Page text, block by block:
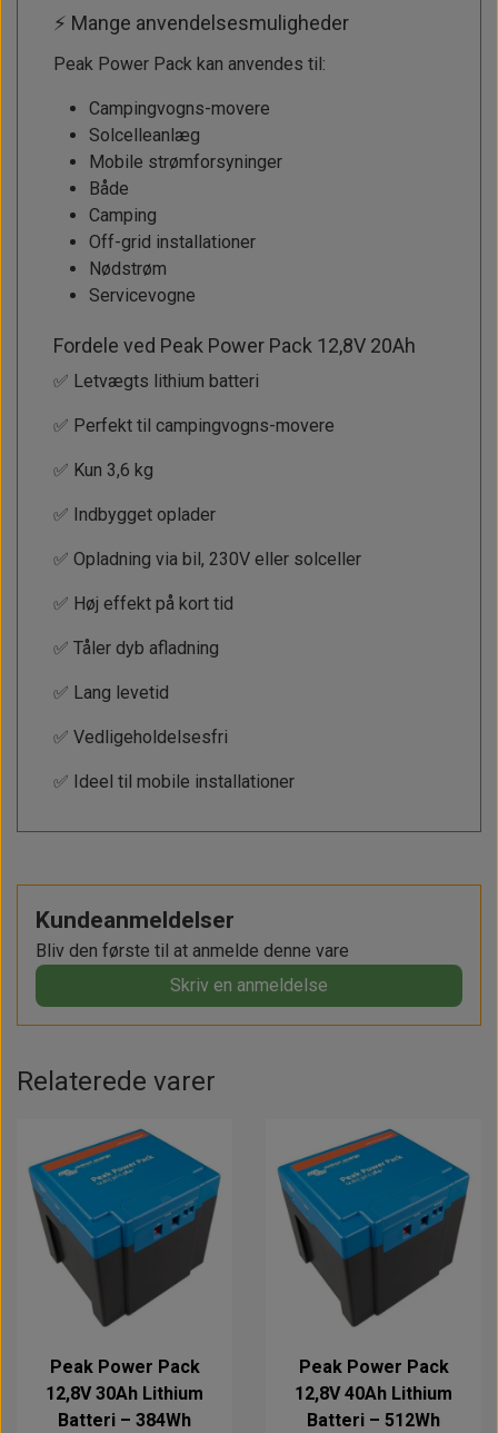
⚡ Mange anvendelsesmuligheder
Peak Power Pack kan anvendes til:
Campingvogns-movere
Solcelleanlæg
Mobile strømforsyninger
Både
Camping
Off-grid installationer
Nødstrøm
Servicevogne
Fordele ved Peak Power Pack 12,8V 20Ah
✅ Letvægts lithium batteri
✅ Perfekt til campingvogns-movere
✅ Kun 3,6 kg
✅ Indbygget oplader
✅ Opladning via bil, 230V eller solceller
✅ Høj effekt på kort tid
✅ Tåler dyb afladning
✅ Lang levetid
✅ Vedligeholdelsesfri
✅ Ideel til mobile installationer
Kundeanmeldelser
Bliv den første til at anmelde denne vare
Skriv en anmeldelse
Relaterede varer
Peak Power Pack
12,8V 30Ah Lithium
Batteri – 384Wh
Peak Power Pack
12,8V 40Ah Lithium
Batteri – 512Wh